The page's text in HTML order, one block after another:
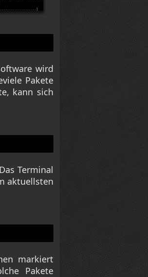
wird
Pakete
kann sich
Terminal
aktuellsten
markiert
Pakete